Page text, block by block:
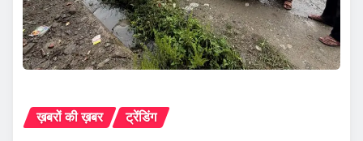
ख़बरों की ख़बर ट्रेंडिंग